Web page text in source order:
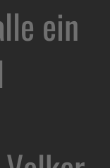
ein